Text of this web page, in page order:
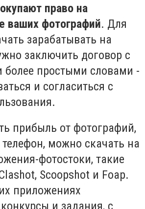
право на
ваших фотографий. Для
зарабатывать на
заключить договор с
более простыми словами -
и согласиться с
прибыль от фотографий,
можно скачать на
фотостоки, такие
Scoopshot и Foap.
приложениях
и задания, с